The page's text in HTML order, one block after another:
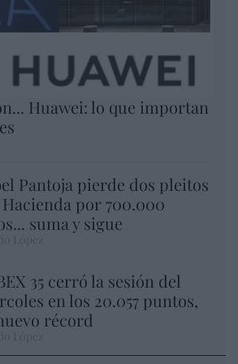
Huawei: lo que importan
Pantoja pierde dos pleitos
por 700.000
suma y sigue
35 cerró la sesión del
en los 20.057 puntos,
récord